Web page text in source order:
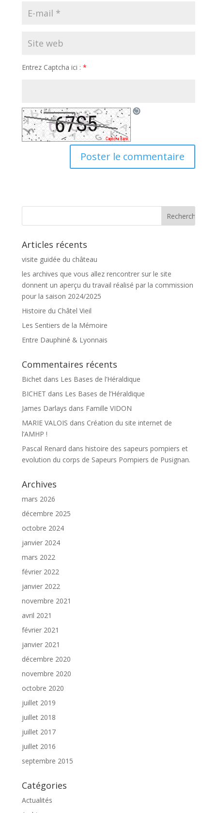
Entrez Captcha ici : *
Articles récents
visite guidée du château
les archives que vous allez rencontrer sur le site
donnent un aperçu du travail réalisé par la commission
pour la saison 2024/2025
Histoire du Châtel Vieil
Les Sentiers de la Mémoire
Entre Dauphiné & Lyonnais
Commentaires récents
Bichetdans Les Bases de l’Héraldique
BICHET dans Les Bases de l’Héraldique
James Darlays dans Famille VIDON
MARIE VALOIS dans Création du site internet de
l’AMHP !
Pascal Renard dans histoire des sapeurs pompiers et
evolution du corps de Sapeurs Pompiers de Pusignan.
Archives
mars 2026
décembre 2025
octobre 2024
janvier 2024
mars 2022
février 2022
janvier 2022
novembre 2021
avril 2021
février 2021
janvier 2021
décembre 2020
novembre 2020
octobre 2020
juillet 2019
juillet 2018
juillet 2017
juillet 2016
septembre 2015
Catégories
Actualités